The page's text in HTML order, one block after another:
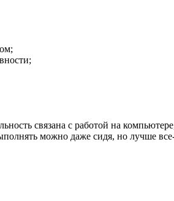
связана с работой на
можно даже сидя, но лучше все-